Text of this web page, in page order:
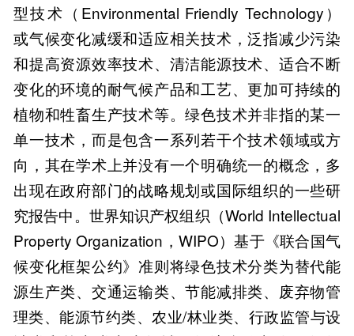
型技术（Environmental Friendly Technology）
或气候变化减缓和适应相关技术，泛指减少污染
和提高资源效率技术、清洁能源技术、适合不断
变化的环境的耐气候产品和工艺、更加可持续的
植物和牲畜生产技术等。绿色技术并非指的某一
单一技术，而是包含一系列若干个技术领域或方
向，其在学术上并没有一个明确统一的概念，多
出现在政府部门的战略规划或国际组织的一些研
究报告中。世界知识产权组织（World Intellectual
Property Organization，WIPO）基于《联合国气
候变化框架公约》准则将绿色技术分类为替代能
源生产类、交通运输类、节能减排类、废弃物管
理类、能源节约类、农业/林业类、行政监管与设